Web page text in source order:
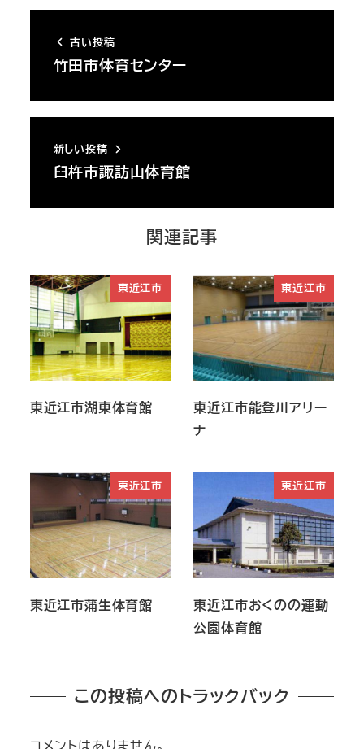
古い投稿
竹田市体育センター
新しい投稿
臼杵市諏訪山体育館
関連記事
東近江市
東近江市湖東体育館
東近江市
東近江市能登川アリー
ナ
東近江市
東近江市蒲生体育館
東近江市
東近江市おくのの運動
公園体育館
この投稿へのトラックバック